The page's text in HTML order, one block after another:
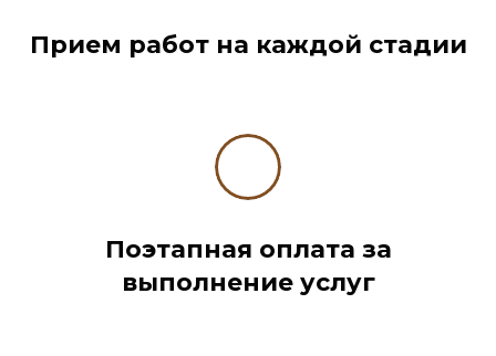
Прием работ на каждой стадии
Поэтапная оплата за
выполнение услуг